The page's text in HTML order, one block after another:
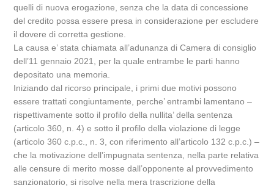
quelli di nuova erogazione, senza che la data di concessione
del credito possa essere presa in considerazione per escludere
il dovere di corretta gestione.
La causa e’ stata chiamata all’adunanza di Camera di consiglio
dell’11 gennaio 2021, per la quale entrambe le parti hanno
depositato una memoria.
Iniziando dal ricorso principale, i primi due motivi possono
essere trattati congiuntamente, perche’ entrambi lamentano –
rispettivamente sotto il profilo della nullita’ della sentenza
(articolo 360, n. 4) e sotto il profilo della violazione di legge
(articolo 360 c.p.c., n. 3, con riferimento all’articolo 132 c.p.c.) –
che la motivazione dell’impugnata sentenza, nella parte relativa
alle censure di merito mosse dall’opponente al provvedimento
sanzionatorio, si risolve nella mera trascrizione della